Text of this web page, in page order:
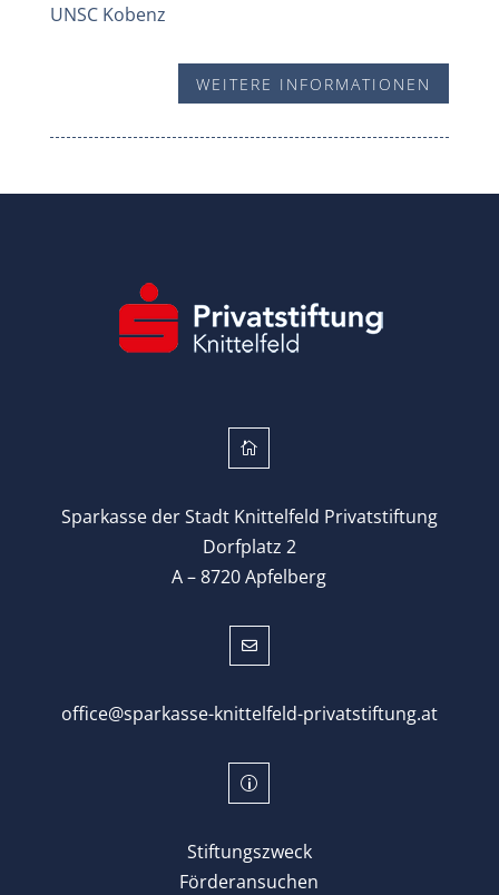
UNSC Kobenz
WEITERE INFORMATIONEN

Sparkasse der Stadt Knittelfeld Privatstiftung
Dorfplatz 2
A – 8720 Apfelberg

office@sparkasse-knittelfeld-privatstiftung.at
p
Stiftungszweck
Förderansuchen